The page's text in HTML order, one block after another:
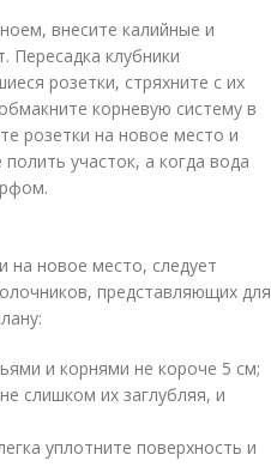
внесите калийные и
Пересадка клубники
розетки, стряхните с их
корневую систему в
розетки на новое место и
участок, а когда вода
на новое место, следует
представляющих для
и корнями не короче 5 см;
слишком их заглубляя, и
уплотните поверхность и